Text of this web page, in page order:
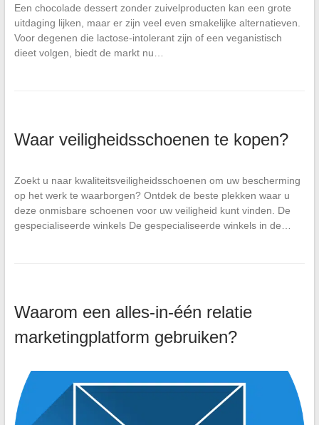
Een chocolade dessert zonder zuivelproducten kan een grote
uitdaging lijken, maar er zijn veel even smakelijke alternatieven.
Voor degenen die lactose-intolerant zijn of een veganistisch
dieet volgen, biedt de markt nu…
Waar veiligheidsschoenen te kopen?
Zoekt u naar kwaliteitsveiligheidsschoenen om uw bescherming
op het werk te waarborgen? Ontdek de beste plekken waar u
deze onmisbare schoenen voor uw veiligheid kunt vinden. De
gespecialiseerde winkels De gespecialiseerde winkels in de…
Waarom een alles-in-één relatie
marketingplatform gebruiken?